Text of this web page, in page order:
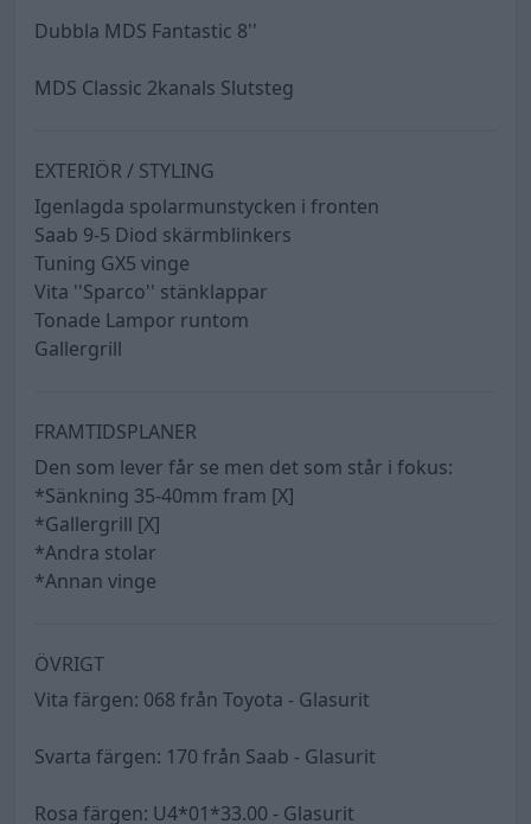
Dubbla MDS Fantastic 8''
MDS Classic 2kanals Slutsteg
EXTERIÖR / STYLING
Igenlagda spolarmunstycken i fronten
Saab 9-5 Diod skärmblinkers
Tuning GX5 vinge
Vita ''Sparco'' stänklappar
Tonade Lampor runtom
Gallergrill
FRAMTIDSPLANER
Den som lever får se men det som står i fokus:
*Sänkning 35-40mm fram [X]
*Gallergrill [X]
*Andra stolar
*Annan vinge
ÖVRIGT
Vita färgen: 068 från Toyota - Glasurit
Svarta färgen: 170 från Saab - Glasurit
Rosa färgen: U4*01*33.00 - Glasurit